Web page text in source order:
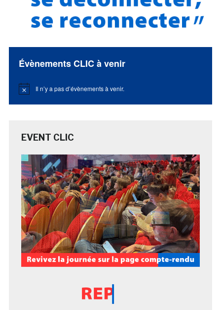
Évènements CLIC à venir
Notice Il n’y a pas d’évènements à venir.
EVENT CLIC